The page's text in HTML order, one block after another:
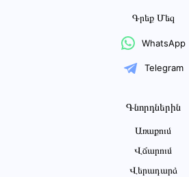
Գրեք Մեզ
WhatsApp
Telegram
Գնորդներին
Առաքում
Վճարում
Վերադարձ